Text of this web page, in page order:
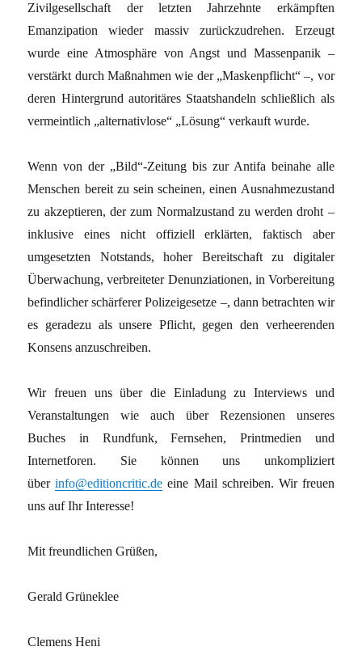
Zivilgesellschaft der letzten Jahrzehnte erkämpften
Emanzipation wieder massiv zurückzudrehen. Erzeugt
wurde eine Atmosphäre von Angst und Massenpanik –
verstärkt durch Maßnahmen wie der „Maskenpflicht“ –, vor
deren Hintergrund autoritäres Staatshandeln schließlich als
vermeintlich „alternativlose“ „Lösung“ verkauft wurde.
Wenn von der „Bild“-Zeitung bis zur Antifa beinahe alle
Menschen bereit zu sein scheinen, einen Ausnahmezustand
zu akzeptieren, der zum Normalzustand zu werden droht –
inklusive eines nicht offiziell erklärten, faktisch aber
umgesetzten Notstands, hoher Bereitschaft zu digitaler
Überwachung, verbreiteter Denunziationen, in Vorbereitung
befindlicher schärferer Polizeigesetze –, dann betrachten wir
es geradezu als unsere Pflicht, gegen den verheerenden
Konsens anzuschreiben.
Wir freuen uns über die Einladung zu Interviews und
Veranstaltungen wie auch über Rezensionen unseres
Buches in Rundfunk, Fernsehen, Printmedien und
Internetforen. Sie können uns unkompliziert
überinfo@editioncritic.de eine Mail schreiben. Wir freuen
uns auf Ihr Interesse!
Mit freundlichen Grüßen,
Gerald Grüneklee
Clemens Heni